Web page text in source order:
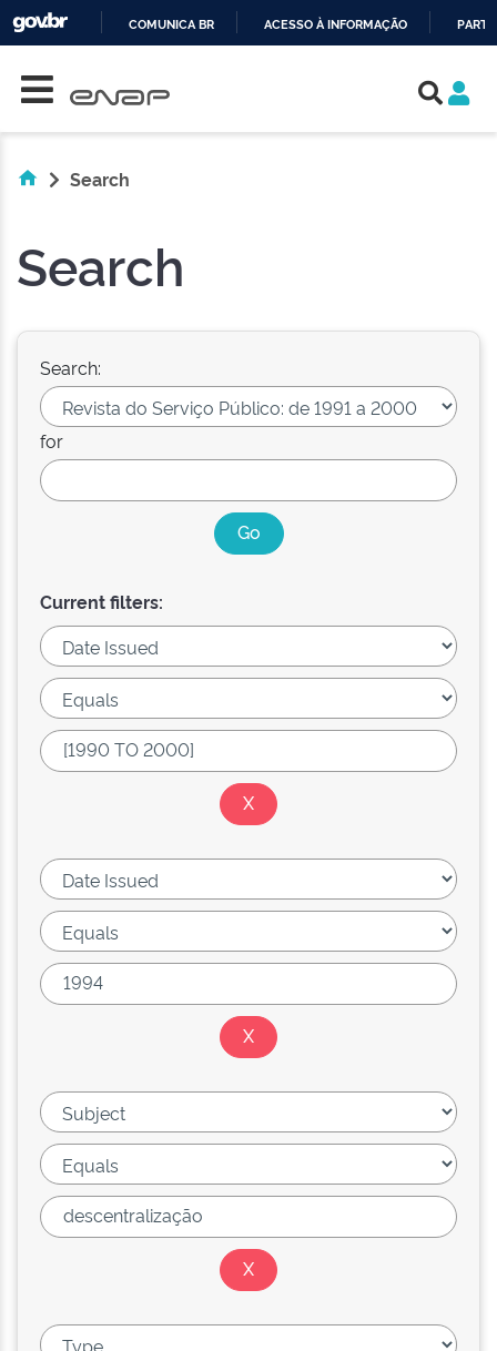
COMUNICA BR ACESSO À INFORMAÇÃO
Search
Search
Search:
for
Current filters: